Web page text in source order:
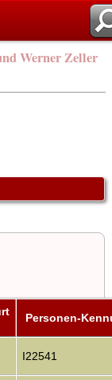
Werner Zeller
Personen-
I22541